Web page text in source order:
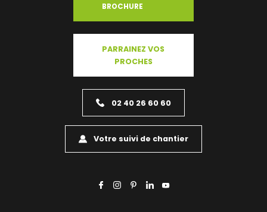
BROCHURE
PARRAINEZ VOS
PROCHES
02 40 26 60 60
Votre suivi de chantier